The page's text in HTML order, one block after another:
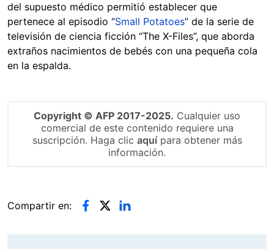
del supuesto médico permitió establecer que
pertenece al episodio “Small Potatoes” de la serie de
televisión de ciencia ficción “The X-Files”, que aborda
extraños nacimientos de bebés con una pequeña cola
en la espalda.
Copyright © AFP 2017-2025. Cualquier uso
comercial de este contenido requiere una
suscripción. Haga clic aquípara obtener más
información.
Compartir en: